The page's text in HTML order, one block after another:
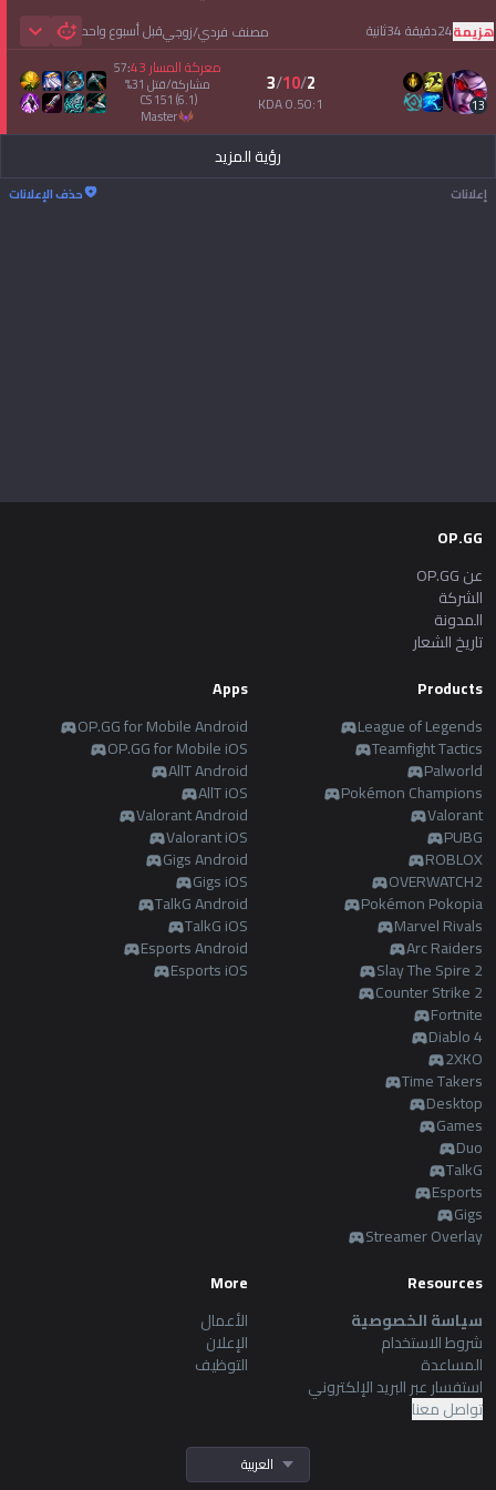
مصنف فردي/زوجيقبل أسبوع واحد هزيمة24دقيقة 34ثانية
13
2
/
10
/
3
0.50:1 KDA
معركة المسار43
:
57
مشاركة/قتل 31
%
CS151 (6.1)
master
رؤية المزيد
إعلانات حذف الإعلانات
OP.GG
عن OP.GG
الشركة
المدونة
تاريخ الشعار
Products
League of Legends
Teamfight Tactics
Palworld
Pokémon Champions
Valorant
PUBG
ROBLOX
OVERWATCH2
Pokémon Pokopia
Marvel Rivals
Arc Raiders
Slay The Spire 2
Counter Strike 2
Fortnite
Diablo 4
2XKO
Time Takers
Desktop
Games
Duo
TalkG
Esports
Gigs
Streamer Overlay
Apps
OP.GG for Mobile Android
OP.GG for Mobile iOS
AllT Android
AllT iOS
Valorant Android
Valorant iOS
Gigs Android
Gigs iOS
TalkG Android
TalkG iOS
Esports Android
Esports iOS
Resources
سياسة الخصوصية
شروط الاستخدام
المساعدة
استفسار عبر البريد الإلكتروني
تواصل معنا
More
الأعمال
الإعلان
التوظيف
العربية